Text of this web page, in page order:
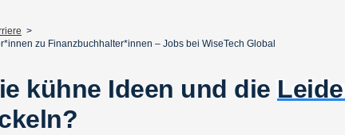
zu Finanzbuchhalter*innen – Jobs bei WiseTech Global
kühne Ideen und die